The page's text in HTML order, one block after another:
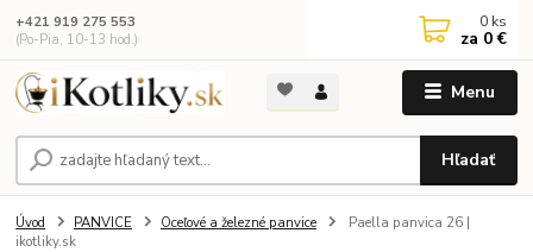
Menu
Hľadať
+421 919 275 553
(Po-Pia, 10-13 hod.)
0 ks
za 0 €
Úvod PANVICE Oceľové a železné panvice
Paella panvica 26 |
ikotliky.sk